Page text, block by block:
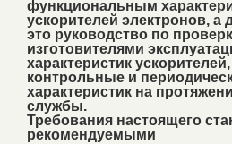
функциональным
ускорителей электронов, а
это руководство по
изготовителями
характеристик
контрольные и
характеристик на
службы.
Требования настоящего
рекомендуемыми